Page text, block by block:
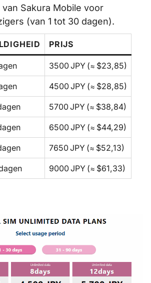
Sakura Mobile voor
(van 1 tot 30 dagen).
PRIJS
3500 JPY (≈ $23,85)
4500 JPY (≈ $28,85)
5700 JPY (≈ $38,84)
6500 JPY (≈ $44,29)
7650 JPY (≈ $52,13)
9000 JPY (≈ $61,33)